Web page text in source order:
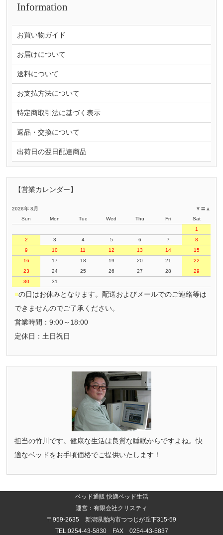
Information
お買い物ガイド
お届けについて
送料について
お支払方法について
特定商取引法に基づく表示
返品・交換について
出荷日の翌日配達商品
【営業カレンダー】
▲
〓
▼
2026年 8月
Sun
Mon Tue Wed Thu Fri
Sat
1
2
3 4 5 6 7
8
9
10 11 12 13 14
15
16
17 18 19 20 21
22
23
24 25 26 27 28
29
30
31
■の日はお休みとなります。配送およびメールでのご連絡等は
できませんのでご了承ください。
営業時間：9:00～18:00
定休日：土日祝日
担当の竹川です。健康な生活は良質な睡眠からですよね。快
適なベッドをお手頃価格でご提供いたします！
ベッド通販 快適ベッド生活
運営：有限会社クリスティ
〒959-2635 新潟県胎内市つつじが丘下315-59
TEL.0254-43-5830 FAX 0254-43-5837